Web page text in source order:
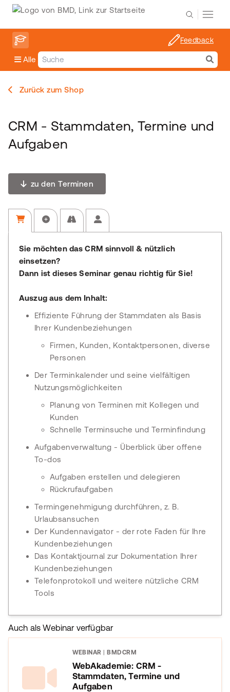
Alle
Feedback
Zurück zum Shop
CRM - Stammdaten, Termine und
Aufgaben
zu den Terminen
Sie möchten das CRM sinnvoll & nützlich
einsetzen?
Dann ist dieses Seminar genau richtig für Sie!
Auszug aus dem Inhalt:
Effiziente Führung der Stammdaten als Basis
Ihrer Kundenbeziehungen
Firmen, Kunden, Kontaktpersonen, diverse
Personen
Der Terminkalender und seine vielfältigen
Nutzungsmöglichkeiten
Planung von Terminen mit Kollegen und
Kunden
Schnelle Terminsuche und Terminfindung
Aufgabenverwaltung - Überblick über offene
To-dos
Aufgaben erstellen und delegieren
Rückrufaufgaben
Termingenehmigung durchführen, z. B.
Urlaubsansuchen
Der Kundennavigator - der rote Faden für Ihre
Kundenbeziehungen
Das Kontaktjournal zur Dokumentation Ihrer
Kundenbeziehungen
Telefonprotokoll und weitere nützliche CRM
Tools
Auch als Webinar verfügbar
WEBINAR BMDCRM
WebAkademie: CRM -
Stammdaten, Termine und
Aufgaben